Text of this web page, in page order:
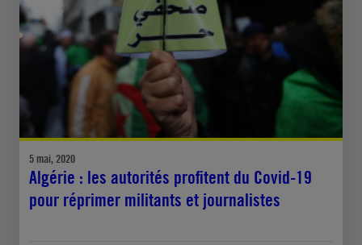
5 mai, 2020
Algérie : les autorités profitent du Covid-19
pour réprimer militants et journalistes